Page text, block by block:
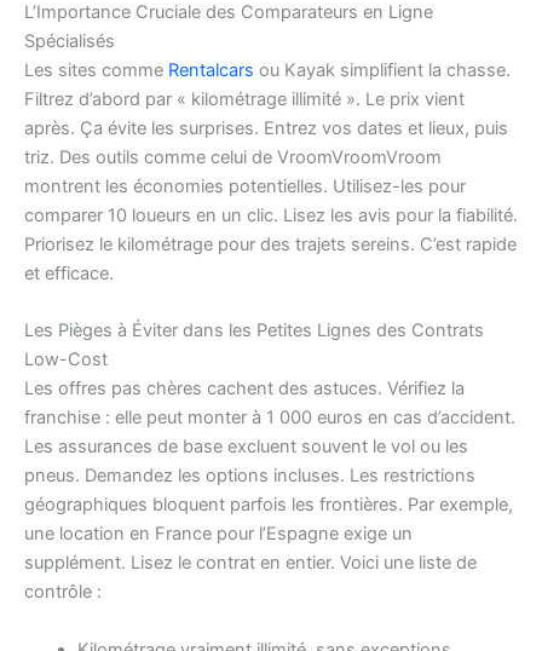
L’Importance Cruciale des Comparateurs en Ligne
Spécialisés
Les sites comme Rentalcars ou Kayak simplifient la chasse.
Filtrez d’abord par « kilométrage illimité ». Le prix vient
après. Ça évite les surprises. Entrez vos dates et lieux, puis
triz. Des outils comme celui de VroomVroomVroom
montrent les économies potentielles. Utilisez-les pour
comparer 10 loueurs en un clic. Lisez les avis pour la fiabilité.
Priorisez le kilométrage pour des trajets sereins. C’est rapide
et efficace.
Les Pièges à Éviter dans les Petites Lignes des Contrats
Low-Cost
Les offres pas chères cachent des astuces. Vérifiez la
franchise : elle peut monter à 1 000 euros en cas d’accident.
Les assurances de base excluent souvent le vol ou les
pneus. Demandez les options incluses. Les restrictions
géographiques bloquent parfois les frontières. Par exemple,
une location en France pour l’Espagne exige un
supplément. Lisez le contrat en entier. Voici une liste de
contrôle :